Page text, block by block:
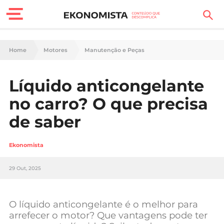
Finanças Pessoais
Carreira
Casa
Lifestyle
Sociedade
Negócios
Home Motores Manutenção e Peças
Líquido anticongelante
no carro? O que precisa
de saber
Ekonomista
29 Out, 2025
O líquido anticongelante é o melhor para
arrefecer o motor? Que vantagens pode ter